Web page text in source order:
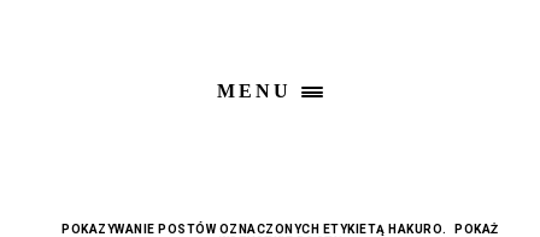
MENU
POKAZYWANIE POSTÓW OZNACZONYCH ETYKIETĄ HAKURO.
POKAŻ